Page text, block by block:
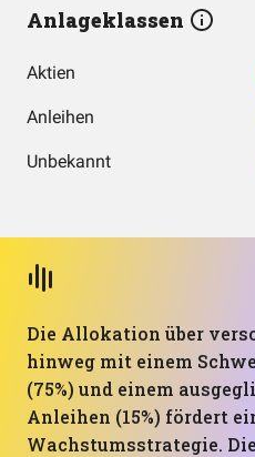
Anlageklassen
Aktien
Anleihen
Unbekannt
Die Allokation über
hinweg mit einem
(75%) und einem
Anleihen (15%) fördert
Wachstumsstrategie.